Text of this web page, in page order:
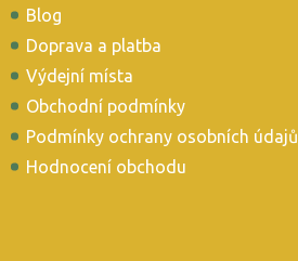
Blog
Doprava a platba
Výdejní místa
Obchodní podmínky
Podmínky ochrany osobních údajů
Hodnocení obchodu